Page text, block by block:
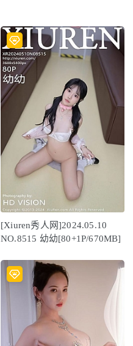
[Xiuren秀人网]2024.05.10
NO.8515 幼幼[80+1P/670MB]